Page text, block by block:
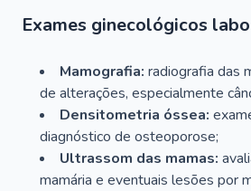
Exames ginecológicos
Mamografia: radiografia das
de alterações, especialmente
Densitometria óssea:
diagnóstico de osteoporose;
Ultrassom das mamas:
mamária e eventuais lesões por